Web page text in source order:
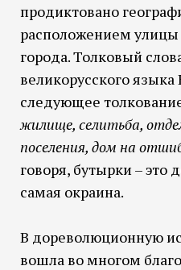
продиктовано
расположением
города. Толковый
великорусского
следующее
жилище, селитьба,
поселения, дом на
говоря, бутырки – это
самая окраина.
В дореволюционную
вошла во многом